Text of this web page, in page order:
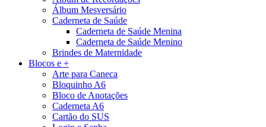
Álbum Mesversário
Caderneta de Saúde
Caderneta de Saúde Menina
Caderneta de Saúde Menino
Brindes de Maternidade
Blocos e +
Arte para Caneca
Bloquinho A6
Bloco de Anotações
Caderneta A6
Cartão do SUS